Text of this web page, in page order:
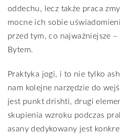
oddechu, lecz także praca
mocne ich sobie
przed tym, co najważniejsze –
Bytem.
Praktyka jogi, i to nie tylko
nam kolejne narzędzie do
jest punkt drishti, drugi
skupienia wzroku podczas
asany dedykowany jest